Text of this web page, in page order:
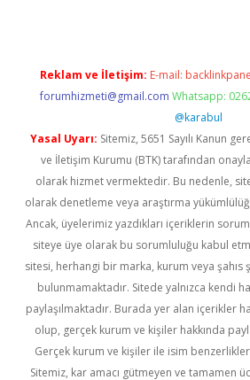
Reklam ve İletişim: E-mail:
forumhizmeti@gmail.com Whatsapp:
@karabul
Yasal Uyarı: Sitemiz, 5651 Sayılı Kanun
ve İletişim Kurumu (BTK) tarafından
olarak hizmet vermektedir. Bu nedenle,
olarak denetleme veya araştırma
Ancak, üyelerimiz yazdıkları içeriklerin
siteye üye olarak bu sorumluluğu kabul
sitesi, herhangi bir marka, kurum veya şahıs
bulunmamaktadır. Sitede yalnızca kendi
paylaşılmaktadır. Burada yer alan içerikler
olup, gerçek kurum ve kişiler hakkında
Gerçek kurum ve kişiler ile isim
Sitemiz, kar amacı gütmeyen ve tamamen